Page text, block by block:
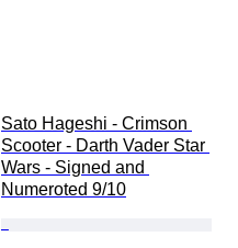
Sato Hageshi - Crimson
Scooter - Darth Vader Star
Wars - Signed and
Numeroted 9/10